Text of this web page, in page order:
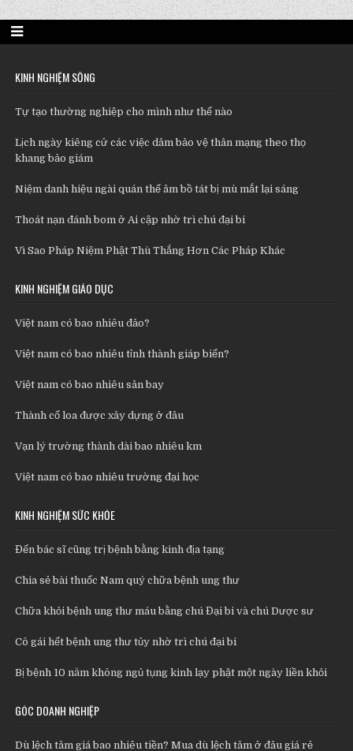
KINH NGHIỆM SỐNG
Tự tạo thường nghiệp cho mình như thế nào
Lịch ngày kiêng cử các việc dâm bảo vệ thân mạng theo thọ
khang bảo giám
Niệm danh hiệu ngài quán thế âm bồ tát bị mù mắt lại sáng
Thoát nạn đánh bom ở Ai cập nhờ trì chú đại bi
Vì Sao Pháp Niệm Phật Thù Thắng Hơn Các Pháp Khác
KINH NGHIỆM GIÁO DỤC
Việt nam có bao nhiêu đảo?
Việt nam có bao nhiêu tỉnh thành giáp biển?
Việt nam có bao nhiêu sân bay
Thành cổ loa được xây dựng ở đâu
Vạn lý trường thành dài bao nhiêu km
Việt nam có bao nhiêu trường đại học
KINH NGHIỆM SỨC KHỎE
Đến bác sĩ cũng trị bệnh bằng kinh địa tạng
Chia sẻ bài thuốc Nam quý chữa bệnh ung thư
Chữa khỏi bệnh ung thư máu bằng chú Đại bi và chú Dược sư
Cô gái hết bệnh ung thư tủy nhờ trì chú đại bi
Bị bệnh 10 năm không ngủ tụng kinh lạy phật một ngày liền khỏi
GÓC DOANH NGHIỆP
Dù lệch tâm giá bao nhiêu tiền? Mua dù lệch tâm ở đâu giá rẻ